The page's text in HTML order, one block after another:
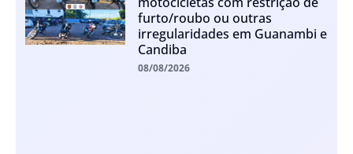
furto/roubo ou outras
irregularidades em Guanambi e
Candiba
08/08/2026